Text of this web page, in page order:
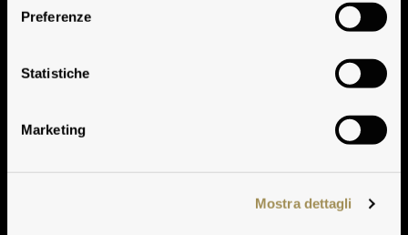
Preferenze
Statistiche
Marketing
Mostra dettagli